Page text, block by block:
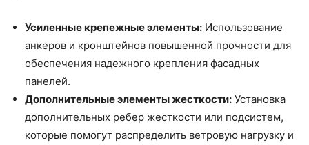
Усиленные крепежные элементы: Использование
анкеров и кронштейнов повышенной прочности для
обеспечения надежного крепления фасадных
панелей.
Дополнительные элементы жесткости: Установка
дополнительных ребер жесткости или подсистем,
которые помогут распределить ветровую нагрузку и